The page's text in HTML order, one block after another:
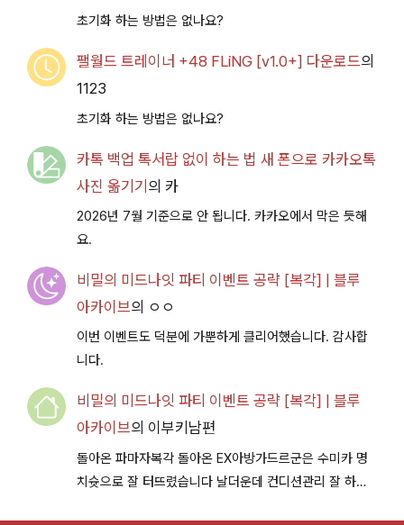
초기화 하는 방법은 없나요?
팰월드 트레이너 +48 FLiNG [v1.0+] 다운로드의
1123
초기화 하는 방법은 없나요?
카톡 백업 톡서랍 없이 하는 법 새 폰으로 카카오톡
사진 옮기기 의 카
2026년 7월 기준으로 안 됩니다. 카카오에서 막은 듯해
요.
비밀의 미드나잇 파티 이벤트 공략 [복각] | 블루
아카이브의 ㅇㅇ
이번 이벤트도 덕분에 가뿐하게 클리어했습니다. 감사합
니다.
비밀의 미드나잇 파티 이벤트 공략 [복각] | 블루
아카이브의 이부키남편
돌아온 파마자복각 돌아온 EX아방가드르군은 수미카 명
치슛으로 잘 터뜨렸습니다 날더운데 컨디션관리 잘 하시